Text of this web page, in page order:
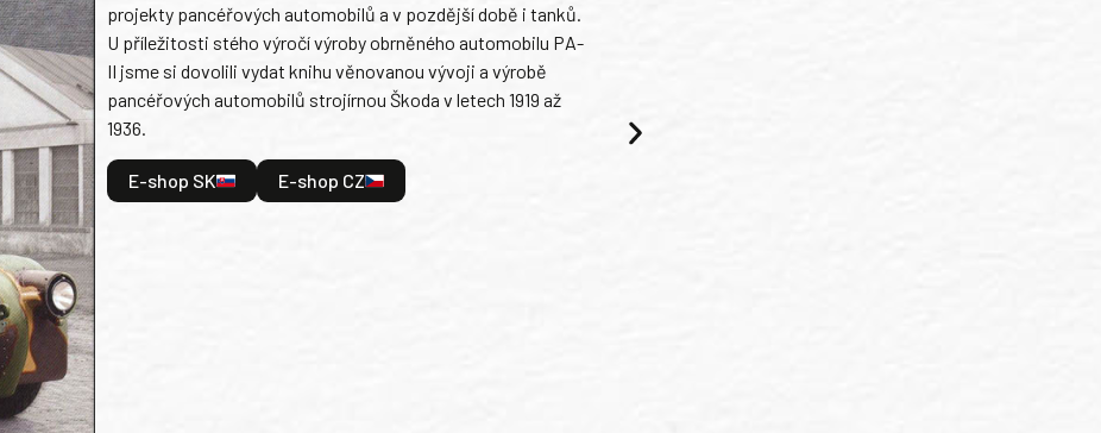
projekty pancéřových automobilů a v pozdější době i tanků.
U příležitosti stého výročí výroby obrněného automobilu PA-
II jsme si dovolili vydat knihu věnovanou vývoji a výrobě
pancéřových automobilů strojírnou Škoda v letech 1919 až
1936.
E-shop SK E-shop CZ